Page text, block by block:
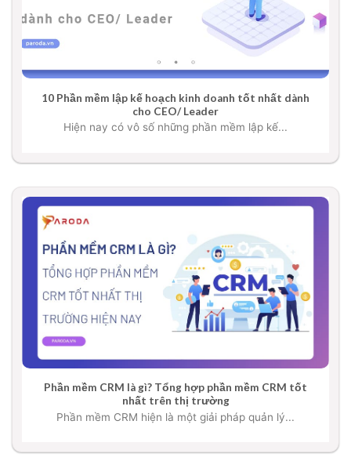
10 Phần mềm lập kế hoạch kinh doanh tốt nhất dành
cho CEO/ Leader
Hiện nay có vô số những phần mềm lập kế...
Phần mềm CRM là gì? Tổng hợp phần mềm CRM tốt
nhất trên thị trường
Phần mềm CRM hiện là một giải pháp quản lý...